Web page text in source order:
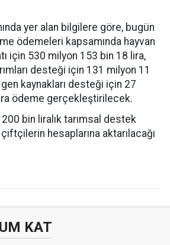
yer alan bilgilere göre, bugün
ödemeleri kapsamında hayvan
için 530 milyon 153 bin 18 lira,
desteği için 131 milyon 11
kaynakları desteği için 27
ödeme gerçekleştirilecek.
bin liralık tarımsal destek
hesaplarına aktarılacağı
KAT